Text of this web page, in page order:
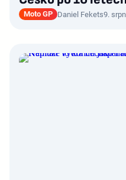
Moto GP Daniel Fekets9.